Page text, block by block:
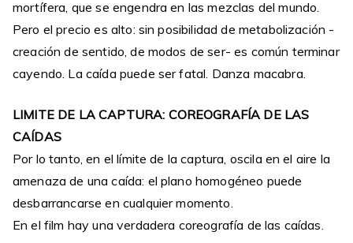
mortífera, que se engendra en las mezclas del mundo.
Pero el precio es alto: sin posibilidad de metabolización -
creación de sentido, de modos de ser- es común terminar
cayendo. La caída puede ser fatal. Danza macabra.
LIMITE DE LA CAPTURA: COREOGRAFÍA DE LAS
CAÍDAS
Por lo tanto, en el límite de la captura, oscila en el aire la
amenaza de una caída: el plano homogéneo puede
desbarrancarse en cualquier momento.
En el film hay una verdadera coreografía de las caídas.